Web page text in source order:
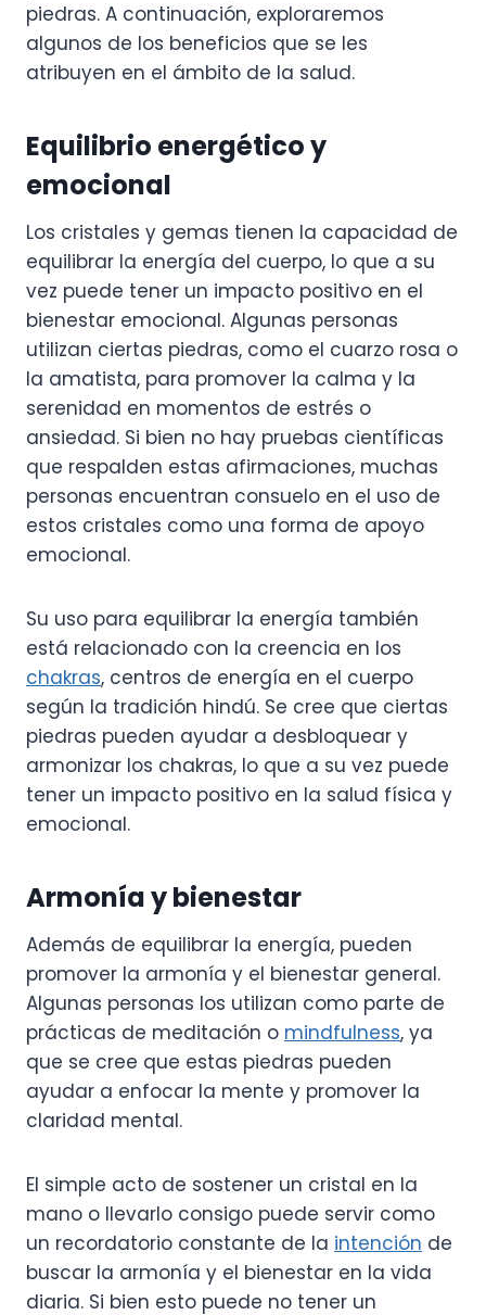
piedras. A continuación, exploraremos
algunos de los beneficios que se les
atribuyen en el ámbito de la salud.
Equilibrio energético y
emocional
Los cristales y gemas tienen la capacidad de
equilibrar la energía del cuerpo, lo que a su
vez puede tener un impacto positivo en el
bienestar emocional. Algunas personas
utilizan ciertas piedras, como el cuarzo rosa o
la amatista, para promover la calma y la
serenidad en momentos de estrés o
ansiedad. Si bien no hay pruebas científicas
que respalden estas afirmaciones, muchas
personas encuentran consuelo en el uso de
estos cristales como una forma de apoyo
emocional.
Su uso para equilibrar la energía también
está relacionado con la creencia en los
chakras, centros de energía en el cuerpo
según la tradición hindú. Se cree que ciertas
piedras pueden ayudar a desbloquear y
armonizar los chakras, lo que a su vez puede
tener un impacto positivo en la salud física y
emocional.
Armonía y bienestar
Además de equilibrar la energía, pueden
promover la armonía y el bienestar general.
Algunas personas los utilizan como parte de
prácticas de meditación o mindfulness, ya
que se cree que estas piedras pueden
ayudar a enfocar la mente y promover la
claridad mental.
El simple acto de sostener un cristal en la
mano o llevarlo consigo puede servir como
un recordatorio constante de la intención de
buscar la armonía y el bienestar en la vida
diaria. Si bien esto puede no tener un